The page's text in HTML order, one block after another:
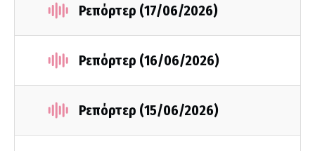
Ρεπόρτερ (17/06/2026)
Ρεπόρτερ (16/06/2026)
Ρεπόρτερ (15/06/2026)